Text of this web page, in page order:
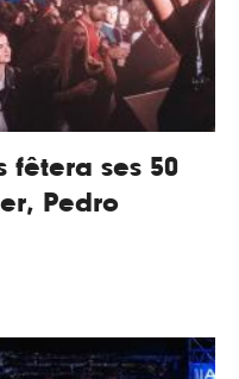
fêtera ses 50
Pedro